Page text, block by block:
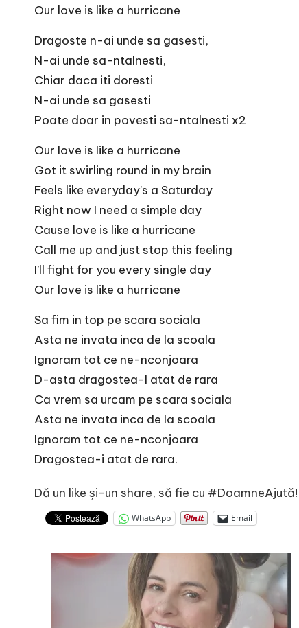
Our love is like a hurricane
Dragoste n-ai unde sa gasesti,
N-ai unde sa-ntalnesti,
Chiar daca iti doresti
N-ai unde sa gasesti
Poate doar in povesti sa-ntalnesti x2
Our love is like a hurricane
Got it swirling round in my brain
Feels like everyday’s a Saturday
Right now I need a simple day
Cause love is like a hurricane
Call me up and just stop this feeling
I’ll fight for you every single day
Our love is like a hurricane
Sa fim in top pe scara sociala
Asta ne invata inca de la scoala
Ignoram tot ce ne-nconjoara
D-asta dragostea-I atat de rara
Ca vrem sa urcam pe scara sociala
Asta ne invata inca de la scoala
Ignoram tot ce ne-nconjoara
Dragostea-i atat de rara.
Dă un like și-un share, să fie cu #DoamneAjută!
WhatsApp Email